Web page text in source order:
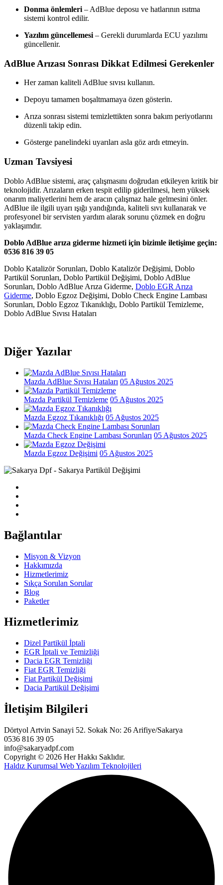
Donma önlemleri – AdBlue deposu ve hatlarının ısıtma
sistemi kontrol edilir.
Yazılım güncellemesi – Gerekli durumlarda ECU yazılımı
güncellenir.
AdBlue Arızası Sonrası Dikkat Edilmesi Gerekenler
Her zaman kaliteli AdBlue sıvısı kullanın.
Depoyu tamamen boşaltmamaya özen gösterin.
Arıza sonrası sistemi temizlettikten sonra bakım periyotlarını
düzenli takip edin.
Gösterge panelindeki uyarıları asla göz ardı etmeyin.
Uzman Tavsiyesi
Doblo AdBlue sistemi, araç çalışmasını doğrudan etkileyen kritik bir
teknolojidir. Arızaların erken tespit edilip giderilmesi, hem yüksek
onarım maliyetlerini hem de aracın çalışmaz hale gelmesini önler.
AdBlue ile ilgili uyarı ışığı yandığında, kaliteli sıvı kullanarak ve
profesyonel bir servisten yardım alarak sorunu çözmek en doğru
yaklaşımdır.
Doblo AdBlue arıza giderme hizmeti için bizimle iletişime geçin:
0536 816 39 05
Doblo Katalizör Sorunları, Doblo Katalizör Değişimi, Doblo
Partikül Sorunları, Doblo Partikül Değişimi, Doblo AdBlue
Sorunları, Doblo AdBlue Arıza Giderme, Doblo EGR Arıza
Giderme, Doblo Egzoz Değişimi, Doblo Check Engine Lambası
Sorunları, Doblo Egzoz Tıkanıklığı, Doblo Partikül Temizleme,
Doblo AdBlue Sıvısı Hataları
Diğer Yazılar
Mazda AdBlue Sıvısı Hataları 05 Ağustos 2025
Mazda Partikül Temizleme 05 Ağustos 2025
Mazda Egzoz Tıkanıklığı 05 Ağustos 2025
Mazda Check Engine Lambası Sorunları 05 Ağustos 2025
Mazda Egzoz Değişimi 05 Ağustos 2025
Bağlantılar
Misyon & Vizyon
Hakkımızda
Hizmetlerimiz
Sıkça Sorulan Sorular
Blog
Paketler
Hizmetlerimiz
Dizel Partikül İptali
EGR İptali ve Temizliği
Dacia EGR Temizliği
Fiat EGR Temizliği
Fiat Partikül Değişimi
Dacia Partikül Değişimi
İletişim Bilgileri
Dörtyol Artvin Sanayi 52. Sokak No: 26 Arifiye/Sakarya
0536 816 39 05
info@sakaryadpf.com
Copyright © 2026 Her Hakkı Saklıdır.
Haldız Kurumsal Web Yazılım Teknolojileri